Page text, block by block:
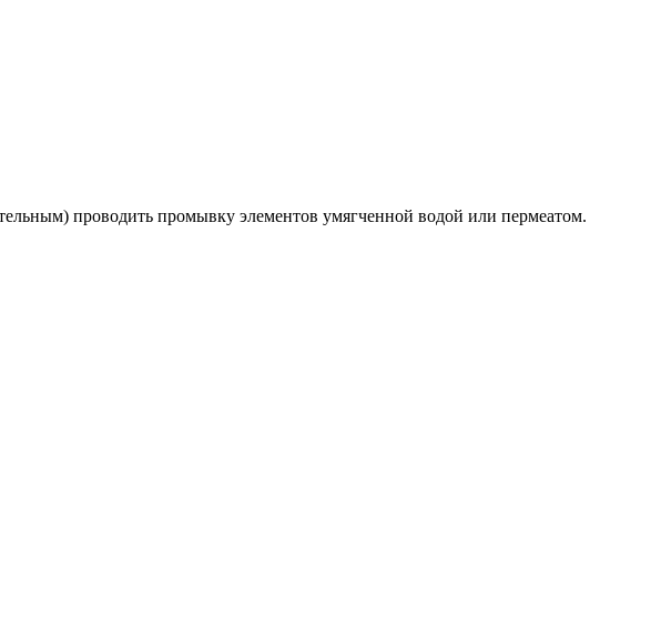
проводить промывку элементов умягченной водой или пермеатом.